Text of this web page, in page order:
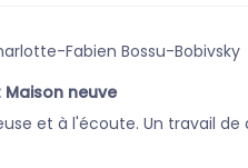
Fabien Bossu-Bobivsky
neuve
et à l'écoute. Un travail